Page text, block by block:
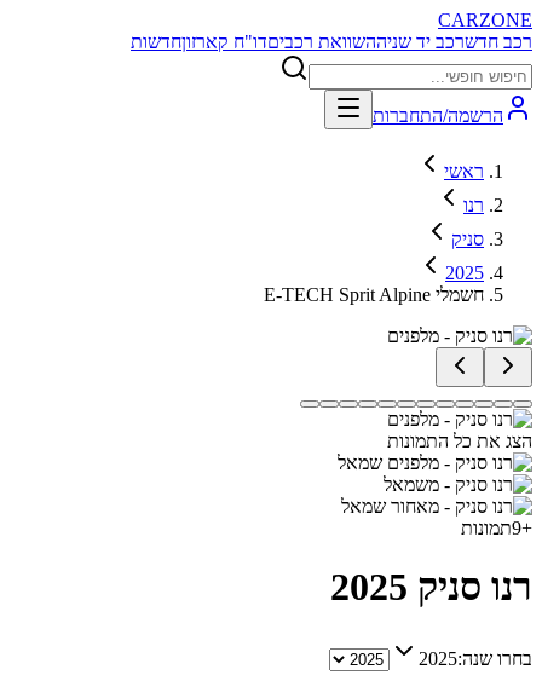
CARZONE
רכב חדשרכב יד שניההשוואת רכביםדו"ח קארזוןחדשות
הרשמה/התחברות
ראשי
רנו
סניק
2025
E-TECH Sprit Alpine חשמלי
הצג את כל התמונות
+
9תמונות
רנו סניק 2025
בחרו שנה:2025